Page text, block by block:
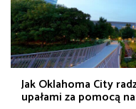
Jak Oklahoma City
upałami za pomocą